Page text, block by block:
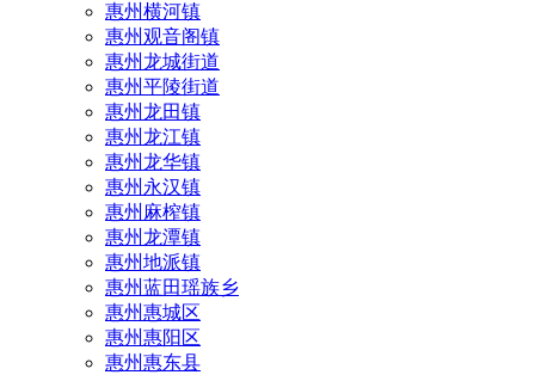
惠州横河镇
惠州观音阁镇
惠州龙城街道
惠州平陵街道
惠州龙田镇
惠州龙江镇
惠州龙华镇
惠州永汉镇
惠州麻榨镇
惠州龙潭镇
惠州地派镇
惠州蓝田瑶族乡
惠州惠城区
惠州惠阳区
惠州惠东县